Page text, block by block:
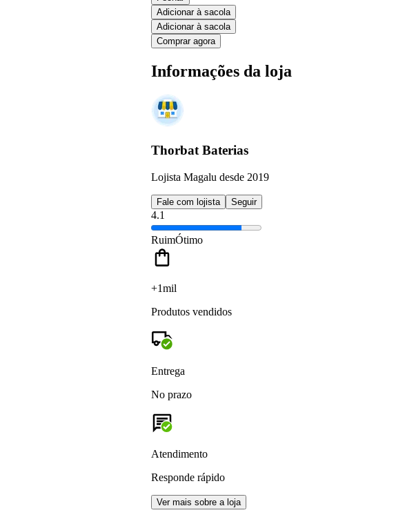
Adicionar à sacola
Adicionar à sacola
Comprar agora
Informações da loja
Thorbat Baterias
Lojista Magalu desde 2019
Fale com lojista Seguir
4.1
RuimÓtimo
+1mil
Produtos vendidos
Entrega
No prazo
Atendimento
Responde rápido
Ver mais sobre a loja